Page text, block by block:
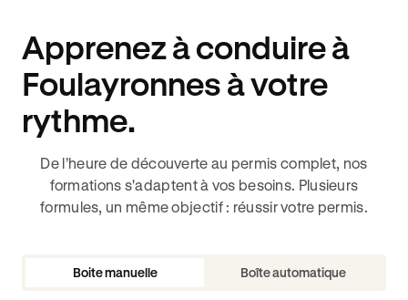
Apprenez à conduire à
Foulayronnes à votre
rythme.
De l’heure de découverte au permis complet, nos
formations s'adaptent à vos besoins. Plusieurs
formules, un même objectif : réussir votre permis.
Boite manuelle Boîte automatique